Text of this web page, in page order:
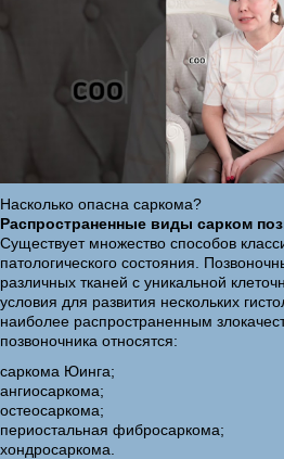
Насколько опасна саркома?
Распространенные виды сарком
Существует множество способов
патологического состояния.
различных тканей с уникальной
условия для развития нескольких
наиболее распространенным
позвоночника относятся:
саркома Юинга;
ангиосаркома;
остеосаркома;
периостальная фибросаркома;
хондросаркома.